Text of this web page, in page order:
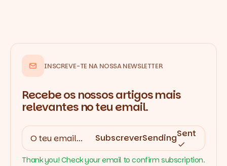
INSCREVE-TE NA NOSSA NEWSLETTER
Recebe os nossos artigos mais
relevantes no teu email.
SubscreverSendingSent
Thank you! Check your email to confirm subscription.